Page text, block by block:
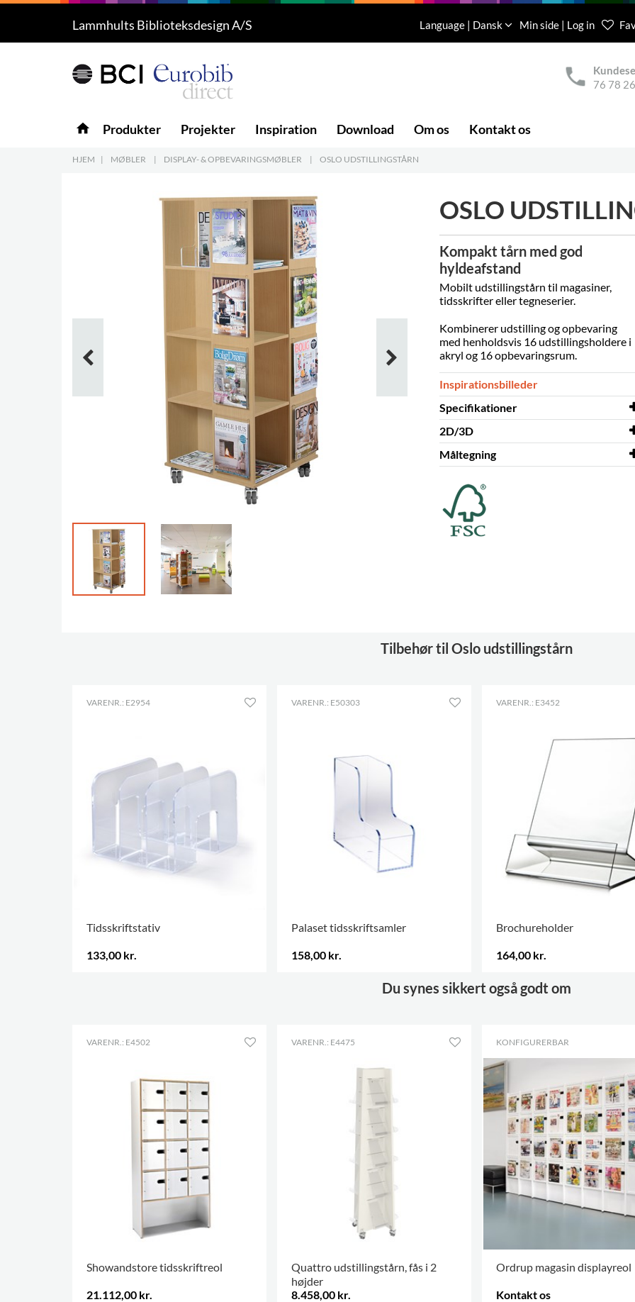
5
Produkter
Lammhults Biblioteksdesign A/S Language | Dansk Min side | Log in
76 78
home Produkter Projekter Inspiration Download Om os Kontakt os
HJEM | MØBLER | DISPLAY- & OPBEVARINGSMØBLER | OSLO UDSTILLINGSTÅRN
Dardilly Bibliotek, Frankrig
OSLO
Kompakt tårn med god
hyldeafstand
Mobilt udstillingstårn til magasiner,
tidsskrifter eller tegneserier.
Kombinerer udstilling og opbevaring
med henholdsvis 16 udstillingsholdere i
akryl og 16 opbevaringsrum.
Inspirationsbilleder
Specifikationer
Bredde
Dybde
Højde
Farve
Materiale
Låsbare
2
320 mm
2D/3D
2D/3D Oslo 3D.dwg
Måltegning
Måltegning
Tilbehør til Oslo udstillingstårn
VARENR.: E2954
Tidsskriftstativ
133,00 kr.
VARENR.: E50303
Palaset tidsskriftsamler
158,00 kr.
VARENR.: E3452
Brochureholder
164,00 kr.
Du synes sikkert også godt om
VARENR.: E4502
Showandstore tidsskriftreol
21.112,00 kr.
VARENR.: E4475
Quattro udstillingstårn, fås i 2
højder
8.458,00 kr.
KONFIGURERBAR
Ordrup magasin displayreol
Kontakt os